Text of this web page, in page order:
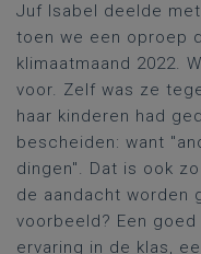
Juf Isabel deelde
toen we een oproep
klimaatmaand 2022.
voor. Zelf was ze
haar kinderen had
bescheiden: want
dingen". Dat is ook
de aandacht worden
voorbeeld? Een
ervaring in de klas,